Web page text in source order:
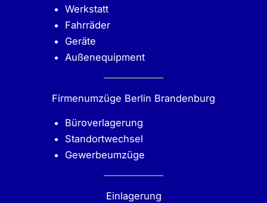
Werkstatt
Fahrräder
Geräte
Außenequipment
Firmenumzüge Berlin Brandenburg
Büroverlagerung
Standortwechsel
Gewerbeumzüge
Einlagerung